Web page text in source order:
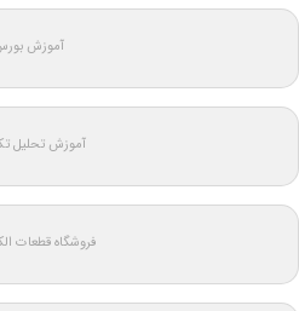
آموزش
آموزش تحلیل
فروشگاه قطعات